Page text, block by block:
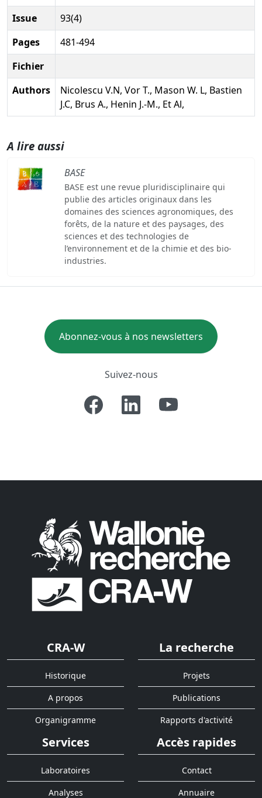
Issue
93(4)
Pages
481-494
Fichier
Authors
Nicolescu V.N, Vor T., Mason W. L, Bastien
J.C, Brus A., Henin J.-M., Et Al,
A lire aussi
BASE
BASE est une revue pluridisciplinaire qui
publie des articles originaux dans les
domaines des sciences agronomiques, des
forêts, de la nature et des paysages, des
sciences et des technologies de
l’environnement et de la chimie et des bio-
industries.
Abonnez-vous à nos newsletters
Suivez-nous
CRA-W
Historique
A propos
Organigramme
La recherche
Projets
Publications
Rapports d'activité
Services
Laboratoires
Analyses
Accès rapides
Contact
Annuaire